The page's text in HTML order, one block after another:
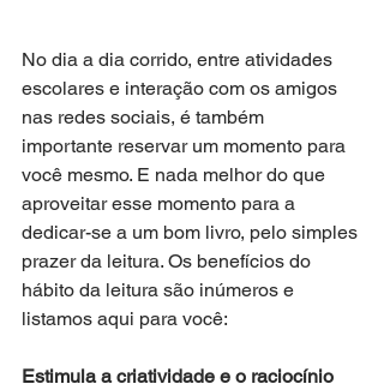
No dia a dia corrido, entre atividades
escolares e interação com os amigos
nas redes sociais, é também
importante reservar um momento para
você mesmo. E nada melhor do que
aproveitar esse momento para a
dedicar-se a um bom livro, pelo simples
prazer da leitura. Os benefícios do
hábito da leitura são inúmeros e
listamos aqui para você:
Estimula a criatividade e o raciocínio